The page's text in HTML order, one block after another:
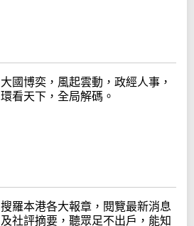
大國博奕，風起雲動，政經人事，
環看天下，全局解碼。
搜羅本港各大報章，閱覽最新消息
及社評摘要，聽眾足不出戶，能知